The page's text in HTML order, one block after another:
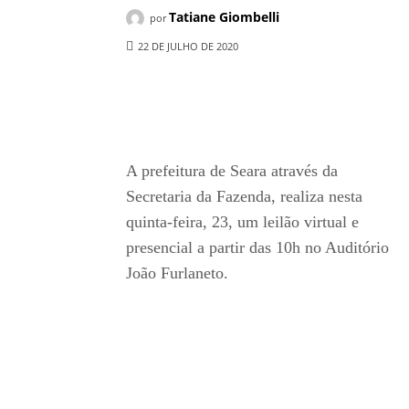
por Tatiane Giombelli
22 DE JULHO DE 2020
A prefeitura de Seara através da
Secretaria da Fazenda, realiza nesta
quinta-feira, 23, um leilão virtual e
presencial a partir das 10h no Auditório
João Furlaneto.